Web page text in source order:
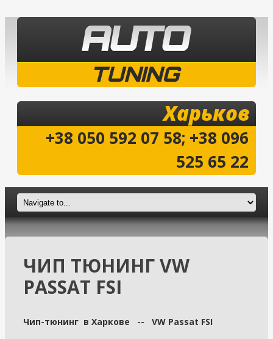
TUNING
Харьков
+38 050 592 07 58; +38 096
525 65 22
ЧИП ТЮНИНГ VW
PASSAT FSI
Чип-тюнинг в Харкове -- VW Passat FSI